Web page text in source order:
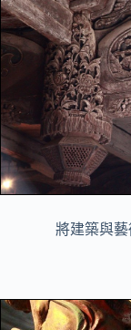
將建築與